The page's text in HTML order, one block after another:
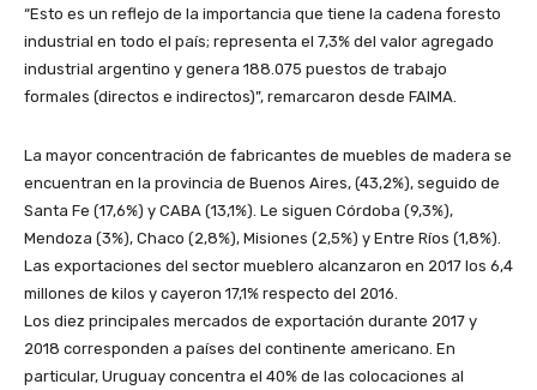
“Esto es un reflejo de la importancia que tiene la cadena foresto
industrial en todo el país; representa el 7,3% del valor agregado
industrial argentino y genera 188.075 puestos de trabajo
formales (directos e indirectos)”, remarcaron desde FAIMA.
La mayor concentración de fabricantes de muebles de madera se
encuentran en la provincia de Buenos Aires, (43,2%), seguido de
Santa Fe (17,6%) y CABA (13,1%). Le siguen Córdoba (9,3%),
Mendoza (3%), Chaco (2,8%), Misiones (2,5%) y Entre Ríos (1,8%).
Las exportaciones del sector mueblero alcanzaron en 2017 los 6,4
millones de kilos y cayeron 17,1% respecto del 2016.
Los diez principales mercados de exportación durante 2017 y
2018 corresponden a países del continente americano. En
particular, Uruguay concentra el 40% de las colocaciones al